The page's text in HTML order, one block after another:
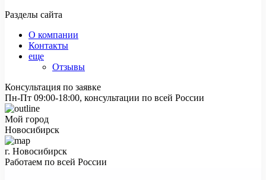
Разделы сайта
О компании
Контакты
еще
Отзывы
Консультация по заявке
Пн-Пт 09:00-18:00, консультации по всей России
Мой город
Новосибирск
г. Новосибирск
Работаем по всей России